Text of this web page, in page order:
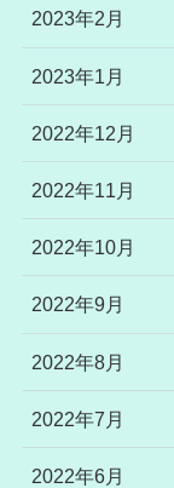
2023年2月
2023年1月
2022年12月
2022年11月
2022年10月
2022年9月
2022年8月
2022年7月
2022年6月